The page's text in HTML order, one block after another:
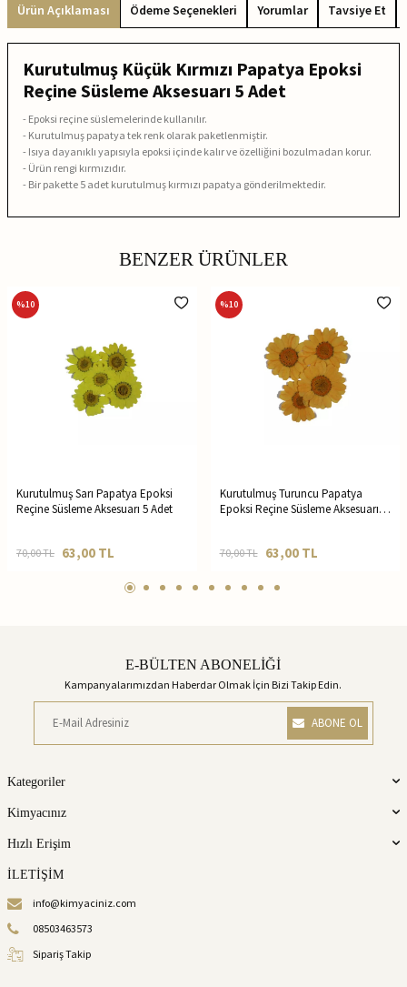
Ürün Açıklaması Ödeme Seçenekleri Yorumlar Tavsiye Et
Kurutulmuş Küçük Kırmızı Papatya Epoksi
Reçine Süsleme Aksesuarı 5 Adet
- Epoksi reçine süslemelerinde kullanılır.
- Kurutulmuş papatya tek renk olarak paketlenmiştir.
- Isıya dayanıklı yapısıyla epoksi içinde kalır ve özelliğini bozulmadan korur.
- Ürün rengi kırmızıdır.
- Bir pakette 5 adet kurutulmuş kırmızı papatya gönderilmektedir.
BENZER ÜRÜNLER
%10
Kurutulmuş Sarı Papatya Epoksi
Reçine Süsleme Aksesuarı 5 Adet
70,00TL 63,00 TL
%10
Kurutulmuş Turuncu Papatya
Epoksi Reçine Süsleme Aksesuarı 5
70,00TL 63,00TL
E-BÜLTEN ABONELİĞİ
Kampanyalarımızdan Haberdar Olmak İçin Bizi Takip Edin.
ABONE OL
Kategoriler
Kimyacınız
Hızlı Erişim
İLETİŞİM
info@kimyaciniz.com
08503463573
Sipariş Takip